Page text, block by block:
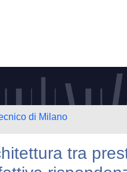
di Milano
tra